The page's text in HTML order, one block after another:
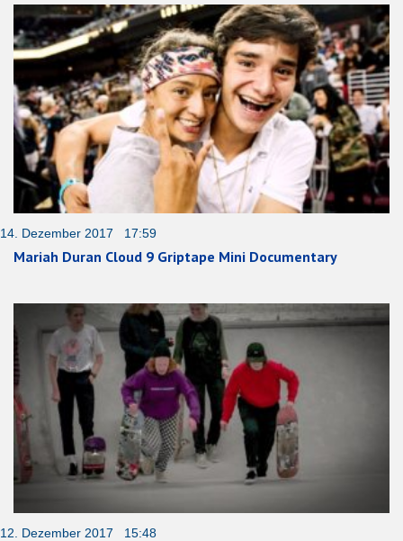
14. Dezember 2017 17:59
Mariah Duran Cloud 9 Griptape Mini Documentary
12. Dezember 2017 15:48